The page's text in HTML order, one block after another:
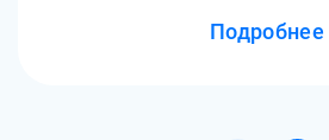
Подробнее